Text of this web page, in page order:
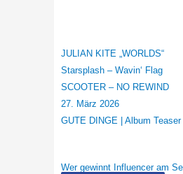
JULIAN KITE „WORLDS“
Starsplash – Wavin‘ Flag
SCOOTER – NO REWIND
27. März 2026
GUTE DINGE | Album Teaser
Wer gewinnt Influencer am